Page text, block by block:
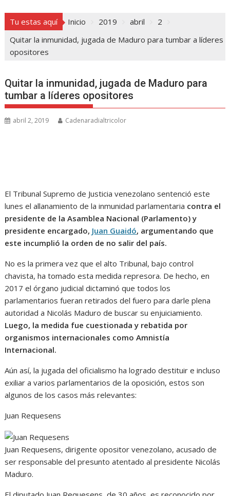
Tu estas aquí Inicio 2019 abril
2
Quitar la inmunidad, jugada de Maduro para tumbar a líderes
opositores
Quitar la inmunidad, jugada de Maduro para
tumbar a líderes opositores
abril 2, 2019 Cadenaradialtricolor
El Tribunal Supremo de Justicia venezolano sentenció este
lunes el allanamiento de la inmunidad parlamentaria contra el
presidente de la Asamblea Nacional (Parlamento) y
presidente encargado, Juan Guaidó, argumentando que
este incumplió la orden de no salir del país.
No es la primera vez que el alto Tribunal, bajo control
chavista, ha tomado esta medida represora. De hecho, en
2017 el órgano judicial dictaminó que todos los
parlamentarios fueran retirados del fuero para darle plena
autoridad a Nicolás Maduro de buscar su enjuiciamiento.
Luego, la medida fue cuestionada y rebatida por
organismos internacionales como Amnistía
Internacional.
Aún así, la jugada del oficialismo ha logrado destituir e incluso
exiliar a varios parlamentarios de la oposición, estos son
algunos de los casos más relevantes:
Juan Requesens
Juan Requesens, dirigente opositor venezolano, acusado de
ser responsable del presunto atentado al presidente Nicolás
Maduro.